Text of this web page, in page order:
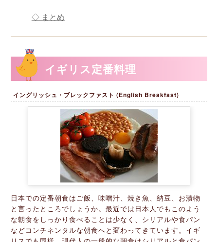
◇ まとめ
イギリス定番料理
イングリッシュ・ブレックファスト (English Breakfast)
日本での定番朝食はご飯、味噌汁、焼き魚、納豆、お漬物
と言ったところでしょうか。最近では日本人でもこのよう
な朝食をしっかり食べることは少なく、シリアルや食パン
などコンチネンタルな朝食へと変わってきています。イギ